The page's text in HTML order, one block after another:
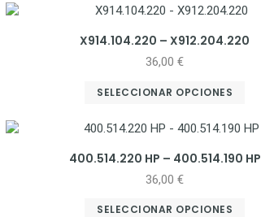
X914.104.220 – X912.204.220
36,00€
SELECCIONAR OPCIONES
400.514.220 HP – 400.514.190 HP
36,00€
SELECCIONAR OPCIONES